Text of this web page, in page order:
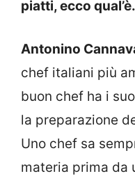
piatti, ecco qual’è.
Antonino
chef italiani più
buon chef ha i
la preparazione
Uno chef sa
materia prima da